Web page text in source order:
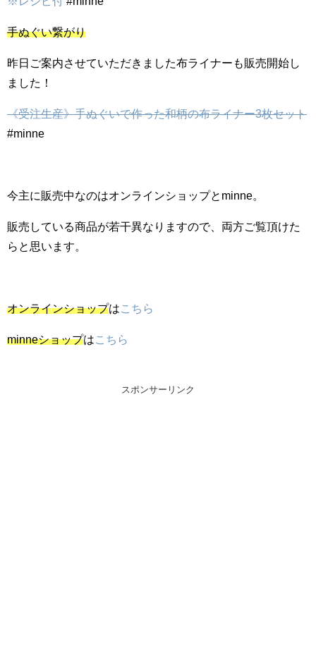
手ぬぐい繋がり
昨日ご案内させていただきました布ライナーも販売開始し
ました！
《受注生産》手ぬぐいで作った和柄の布ライナー3枚セット
#minne
今主に販売中なのはオンラインショップとminne。
販売している商品が若干異なりますので、両方ご覧頂けた
らと思います。
オンラインショップは こちら
minneショップは こちら
スポンサーリンク